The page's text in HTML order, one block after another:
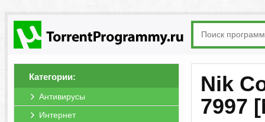
Категории:
Антивирусы
Интернет
Nik
7997